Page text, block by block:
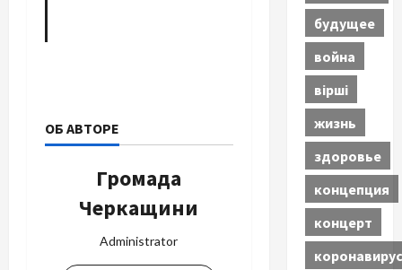
ОБ АВТОРЕ
Громада
Черкащини
Administrator
будущее
война
вірші
жизнь
здоровье
концепция
концерт
коронавирус